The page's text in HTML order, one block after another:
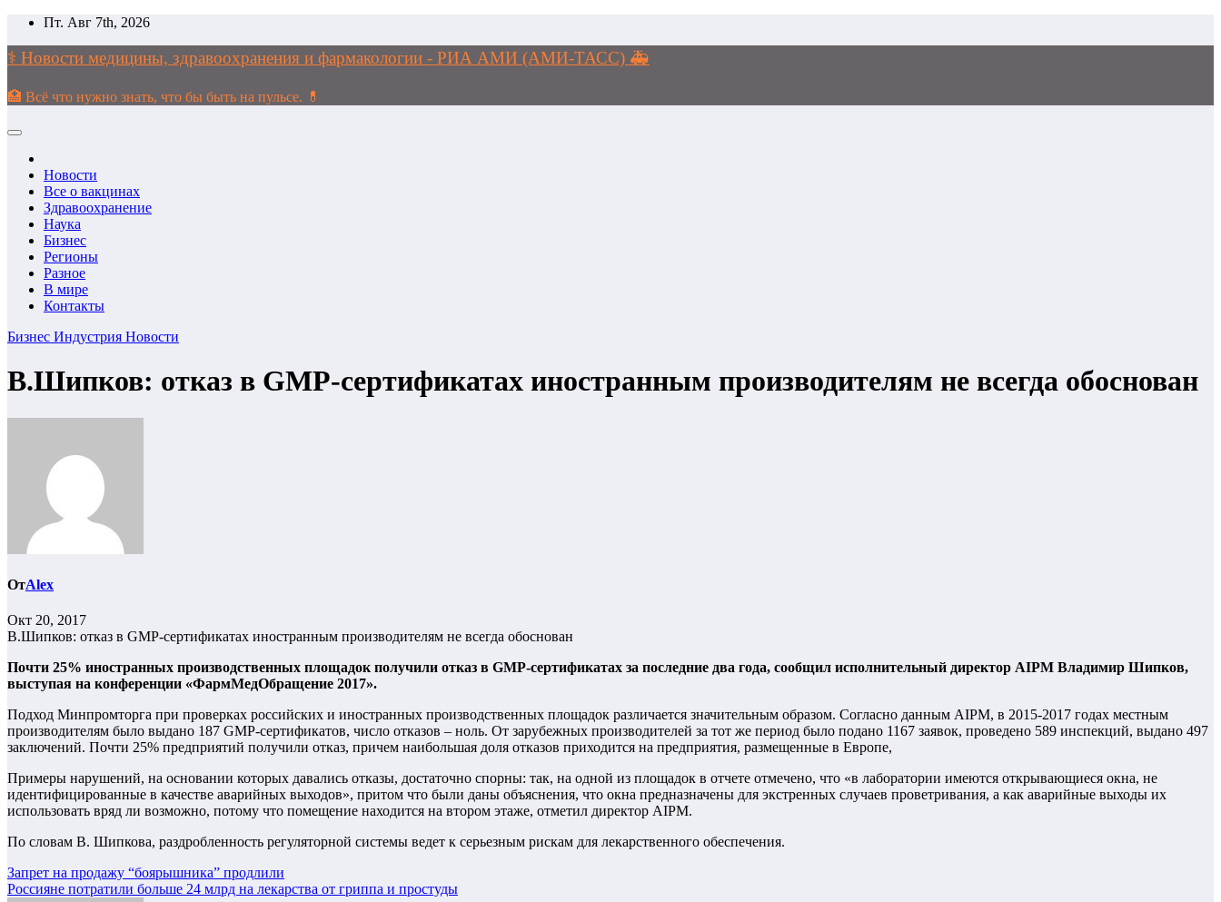
Перейти
содержимому
Пт. Авг 7th, 2026
⚕️ Новости медицины, здравоохранения и фармакологии - РИА АМИ (АМИ-ТАСС) 🚑
🏥 Всё что нужно знать, что бы быть на пульсе. 💊
Новости
Все о вакцинах
Здравоохранение
Наука
Бизнес
Регионы
Разное
В мире
Контакты
Бизнес Индустрия Новости
В.Шипков: отказ в GMP-сертификатах иностранным производителям не всегда обоснован
ОтAlex
Окт 20, 2017
В.Шипков: отказ в GMP-сертификатах иностранным производителям не всегда обоснован
Почти 25% иностранных производственных площадок получили отказ в GMP-сертификатах за последние два года, сообщил исполнительный директор AIPM Владимир Шипков,
выступая на конференции «ФармМедОбращение 2017».
Подход Минпромторга при проверках российских и иностранных производственных площадок различается значительным образом. Согласно данным AIPM, в 2015-2017 годах местным
производителям было выдано 187 GMP-сертификатов, число отказов – ноль. От зарубежных производителей за тот же период было подано 1167 заявок, проведено 589 инспекций, выдано 497
заключений. Почти 25% предприятий получили отказ, причем наибольшая доля отказов приходится на предприятия, размещенные в Европе,
Примеры нарушений, на основании которых давались отказы, достаточно спорны: так, на одной из площадок в отчете отмечено, что «в лаборатории имеются открывающиеся окна, не
идентифицированные в качестве аварийных выходов», притом что были даны объяснения, что окна предназначены для экстренных случаев проветривания, а как аварийные выходы их
использовать вряд ли возможно, потому что помещение находится на втором этаже, отметил директор AIPM.
По словам В. Шипкова, раздробленность регуляторной системы ведет к серьезным рискам для лекарственного обеспечения.
Навигация
Запрет на продажу “боярышника” продлили
Россияне потратили больше 24 млрд на лекарства от гриппа и простуды